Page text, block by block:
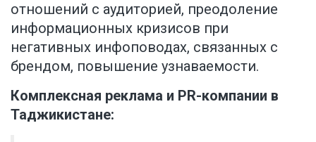
отношений с аудиторией, преодоление
информационных кризисов при
негативных инфоповодах, связанных с
брендом, повышение узнаваемости.
Комплексная реклама и PR-компании в
Таджикистане: